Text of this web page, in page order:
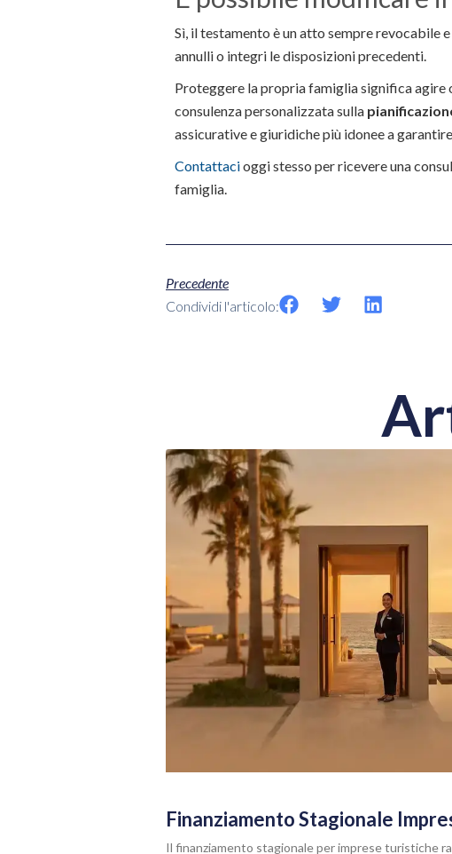
Sì, il testamento è un atto sempre revocabile
annulli o integri le disposizioni precedenti.
Proteggere la propria famiglia significa agire
consulenza personalizzata sulla
assicurative e giuridiche più idonee a
Contattacioggi stesso per ricevere una
famiglia.
Precedente
Condividi l'articolo:
Finanziamento Stagionale
Il finanziamento stagionale per imprese turistiche